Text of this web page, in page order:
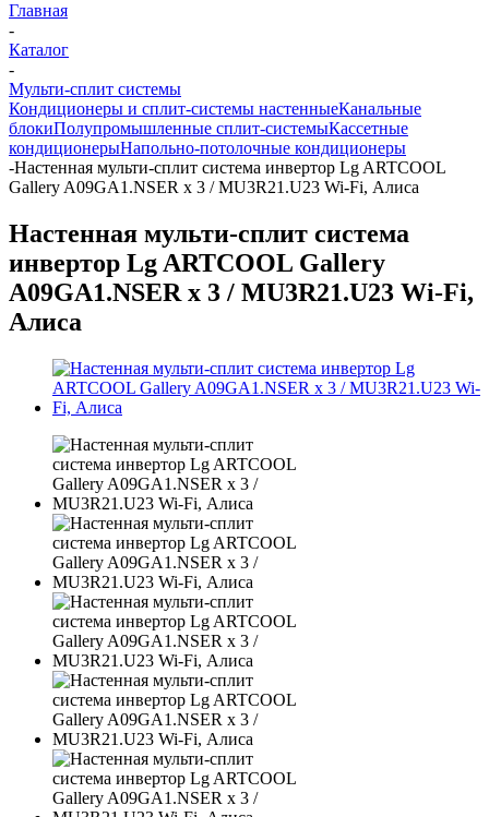
Главная
-
Каталог
-
Мульти-сплит системы
Кондиционеры и сплит-системы настенныеКанальные
блокиПолупромышленные сплит-системыКассетные
кондиционерыНапольно-потолочные кондиционеры
-Настенная мульти-сплит система инвертор Lg ARTCOOL
Gallery A09GA1.NSER х 3 / MU3R21.U23 Wi-Fi, Алиса
Настенная мульти-сплит система
инвертор Lg ARTCOOL Gallery
A09GA1.NSER х 3 / MU3R21.U23 Wi-Fi,
Алиса